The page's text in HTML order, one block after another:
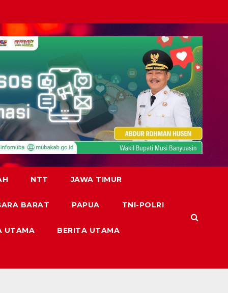
NTT JAWA TIMUR
BARAT PAPUA TNI-POLRI
UTAMA BERITA UTAMA